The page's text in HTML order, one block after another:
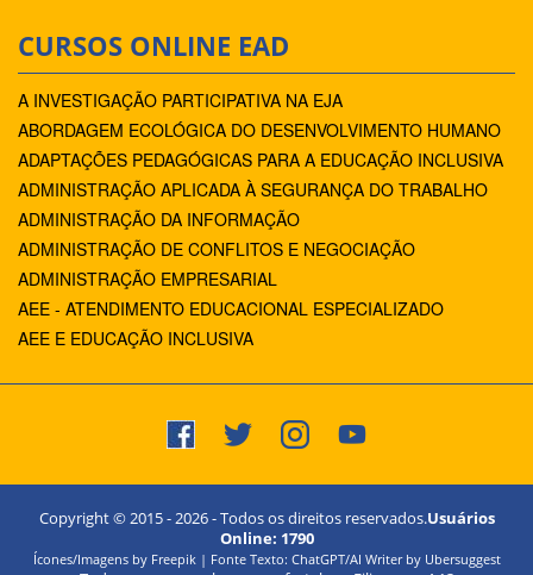
CURSOS ONLINE EAD
A INVESTIGAÇÃO PARTICIPATIVA NA EJA
ABORDAGEM ECOLÓGICA DO DESENVOLVIMENTO HUMANO
ADAPTAÇÕES PEDAGÓGICAS PARA A EDUCAÇÃO INCLUSIVA
ADMINISTRAÇÃO APLICADA À SEGURANÇA DO TRABALHO
ADMINISTRAÇÃO DA INFORMAÇÃO
ADMINISTRAÇÃO DE CONFLITOS E NEGOCIAÇÃO
ADMINISTRAÇÃO EMPRESARIAL
AEE - ATENDIMENTO EDUCACIONAL ESPECIALIZADO
AEE E EDUCAÇÃO INCLUSIVA
Copyright © 2015 -2026- Todos os direitos reservados.Usuários
Online: 1790
Ícones/Imagens by Freepik | Fonte Texto: ChatGPT/AI Writer by Ubersuggest